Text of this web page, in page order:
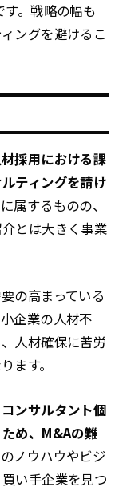
す。戦略の幅も
ングを避けるこ
採用における課
ティングを請け
属するものの、
とは大きく事業
の高まっている
企業の人材不
人材確保に苦労
ます。
コンサルタント個
め、M&Aの難
ノウハウやビジ
い手企業を見つ